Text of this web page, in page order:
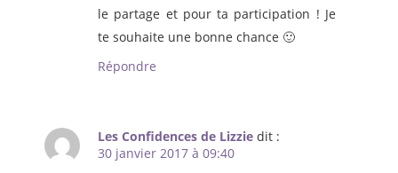
le partage et pour ta participation ! Je
te souhaite une bonne chance 🙂
Répondre
Les Confidences de Lizzie dit :
30 janvier 2017 à 09:40